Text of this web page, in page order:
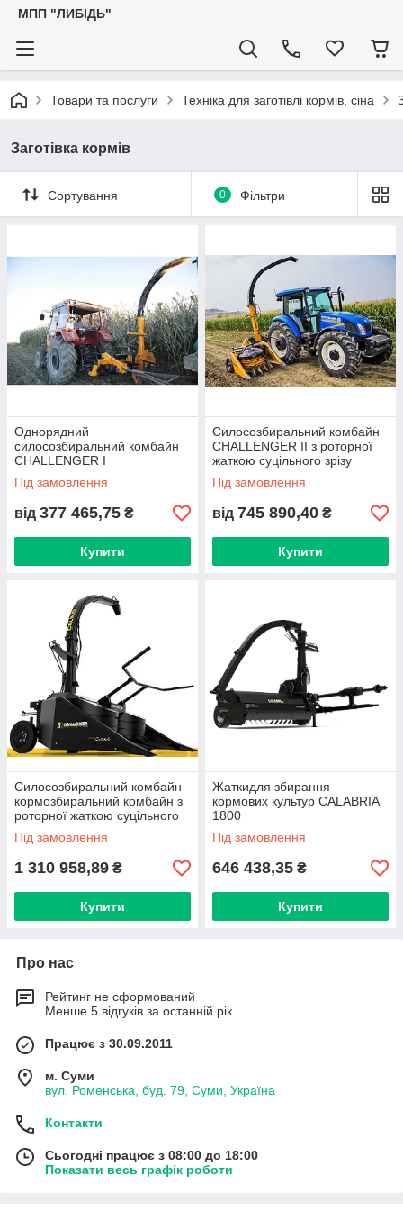
МПП "ЛИБІДЬ"
Товари та послуги Техніка для заготівлі кормів, сіна
Заготівка кормів
Сортування 0 Фільтри
Однорядний
силосозбиральний комбайн
CHALLENGER I
Під замовлення
від 377 465,75 ₴
Купити
Силосозбиральний комбайн
CHALLENGER II з роторної
жаткою суцільного зрізу
Під замовлення
від 745 890,40 ₴
Купити
Силосозбиральний комбайн
кормозбиральний комбайн з
роторної жаткою суцільного
зрізу CHALLENGER 3
Під замовлення
1 310 958,89 ₴
Купити
Жаткидля збирання
кормових культур CALABRIA
1800
Під замовлення
646 438,35 ₴
Купити
Про нас
Рейтинг не сформований
Менше 5 відгуків за останній рік
Працює з 30.09.2011
м. Суми
вул. Роменська, буд. 79, Суми, Україна
Контакти
Сьогодні працює з 08:00 до 18:00
Показати весь графік роботи